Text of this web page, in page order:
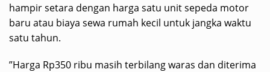
hampir setara dengan harga satu unit sepeda motor
baru atau biaya sewa rumah kecil untuk jangka waktu
satu tahun.
​”Harga Rp350 ribu masih terbilang waras dan diterima